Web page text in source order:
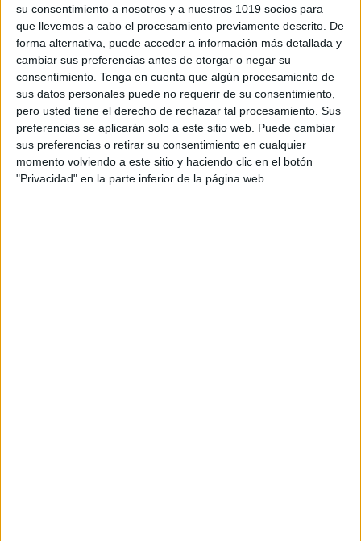
su consentimiento a nosotros y a nuestros 1019 socios para
que llevemos a cabo el procesamiento previamente descrito. De
forma alternativa, puede acceder a información más detallada y
cambiar sus preferencias antes de otorgar o negar su
consentimiento. Tenga en cuenta que algún procesamiento de
sus datos personales puede no requerir de su consentimiento,
pero usted tiene el derecho de rechazar tal procesamiento. Sus
preferencias se aplicarán solo a este sitio web. Puede cambiar
sus preferencias o retirar su consentimiento en cualquier
momento volviendo a este sitio y haciendo clic en el botón
"Privacidad" en la parte inferior de la página web.